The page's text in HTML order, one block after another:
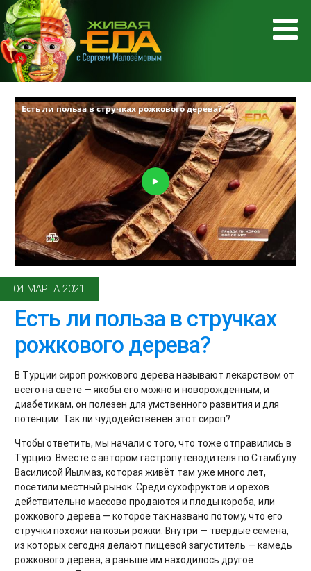
04 МАРТА 2021
Есть ли польза в стручках
рожкового дерева?
В Турции сироп рожкового дерева называют лекарством от
всего на свете — якобы его можно и новорождённым, и
диабетикам, он полезен для умственного развития и для
потенции. Так ли чудодейственен этот сироп?
Чтобы ответить, мы начали с того, что тоже отправились в
Турцию. Вместе с автором гастропутеводителя по Стамбулу
Василисой Йылмаз, которая живёт там уже много лет,
посетили местный рынок. Среди сухофруктов и орехов
действительно массово продаются и плоды кэроба, или
рожкового дерева — которое так названо потому, что его
стручки похожи на козьи рожки. Внутри — твёрдые семена,
из которых сегодня делают пищевой загуститель — камедь
рожкового дерева, а раньше им находилось другое